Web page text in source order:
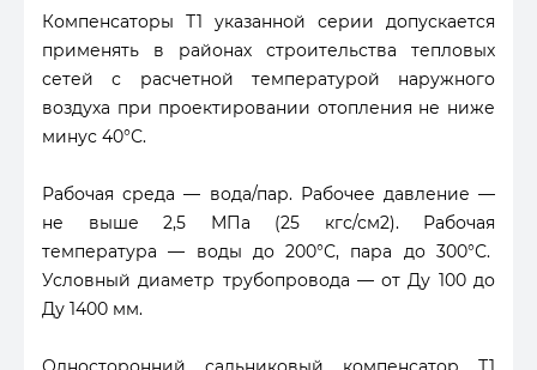
Компенсаторы Т1 указанной серии допускается
применять в районах строительства тепловых
сетей с расчетной температурой наружного
воздуха при проектировании отопления не ниже
минус 40°С.
Рабочая среда — вода/пар. Рабочее давление —
не выше 2,5 МПа (25 кгс/см2). Рабочая
температура — воды до 200°С, пара до 300°С.
Условный диаметр трубопровода — от Ду 100 до
Ду 1400 мм.